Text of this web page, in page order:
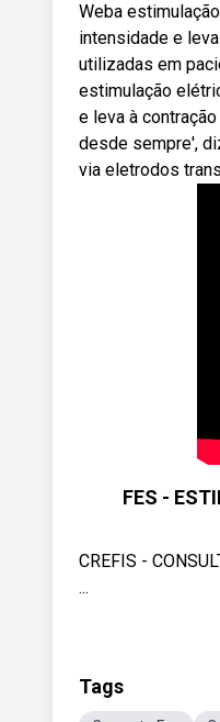
Weba
intensidade e
utilizadas em
estimulação
e leva à
desde sempre',
via eletrodos
FES -
CREFIS -
...
Tags